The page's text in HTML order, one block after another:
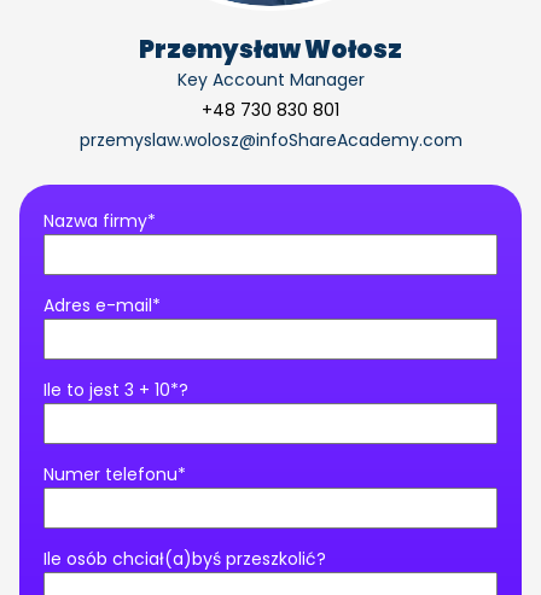
Przemysław Wołosz
Key Account Manager
+48 730 830 801
przemyslaw.wolosz@infoShareAcademy.com
Nazwa firmy*
Adres e-mail*
Ile to jest 3 + 10*?
Numer telefonu*
Ile osób chciał(a)byś przeszkolić?